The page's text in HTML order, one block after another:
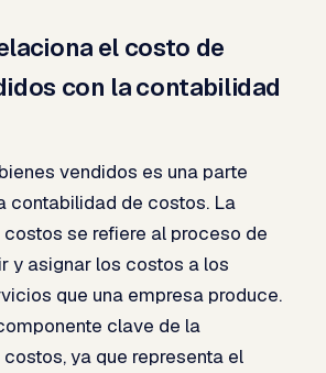
el costo de
con la contabilidad
vendidos es una parte
contabilidad de costos. La
se refiere al proceso de
y asignar los costos a los
que una empresa produce.
clave de la
ya que representa el